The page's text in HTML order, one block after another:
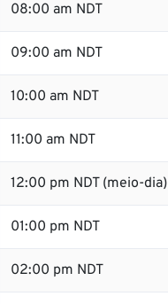
08:00 am NDT
09:00 am NDT
10:00 am NDT
11:00 am NDT
12:00 pm NDT (meio-dia)
01:00 pm NDT
02:00 pm NDT